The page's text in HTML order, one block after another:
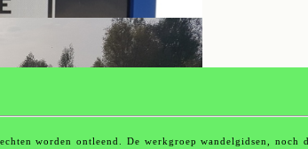
worden ontleend. De werkgroep wandelgidsen,